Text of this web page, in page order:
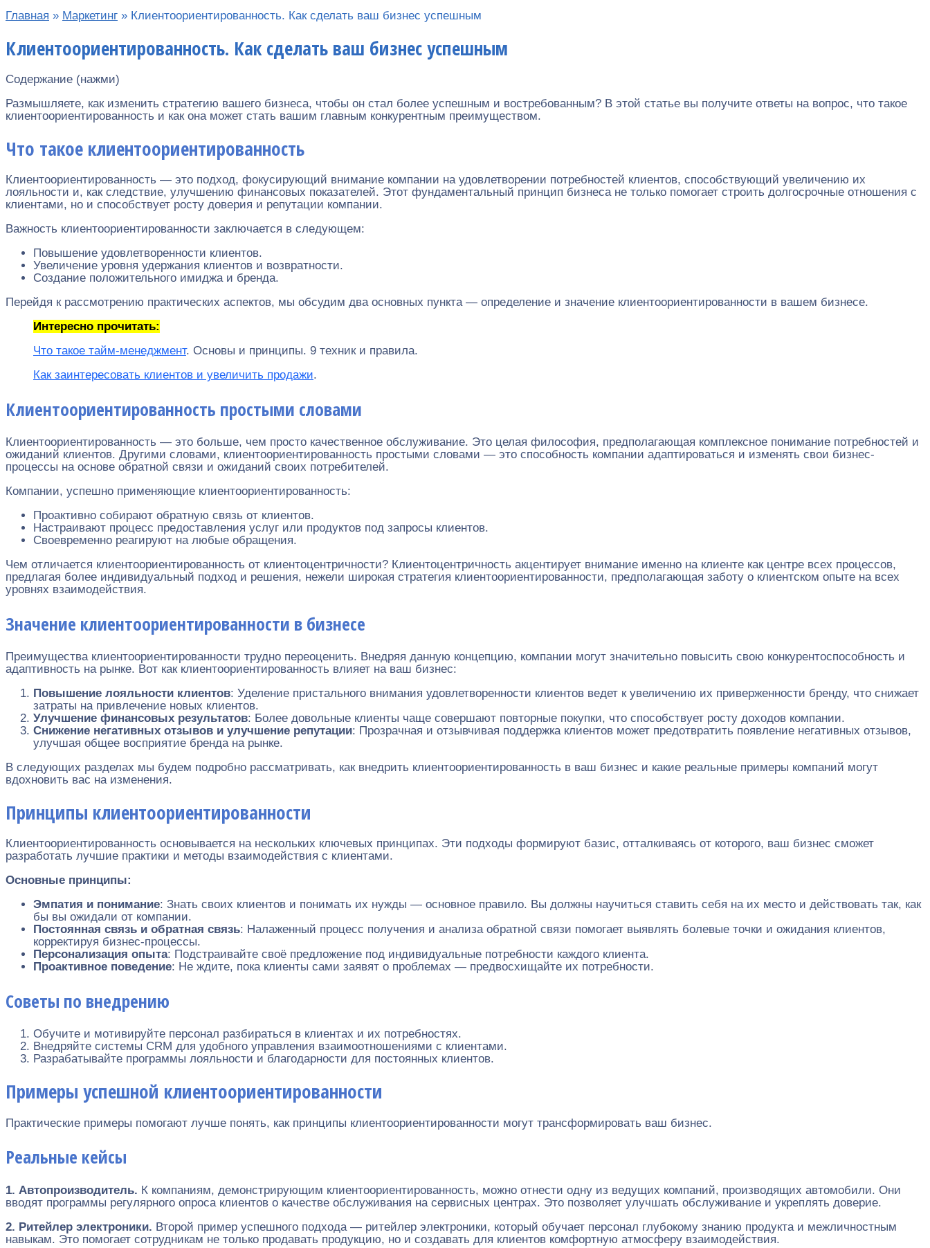
Главная » Маркетинг » Клиентоориентированность. Как сделать ваш бизнес успешным
Клиентоориентированность. Как сделать ваш бизнес успешным
Содержание (нажми)
Размышляете, как изменить стратегию вашего бизнеса, чтобы он стал более успешным и востребованным? В этой статье вы получите ответы на вопрос, что такое
клиентоориентированность и как она может стать вашим главным конкурентным преимуществом.
Что такое клиентоориентированность
Клиентоориентированность — это подход, фокусирующий внимание компании на удовлетворении потребностей клиентов, способствующий увеличению их
лояльности и, как следствие, улучшению финансовых показателей. Этот фундаментальный принцип бизнеса не только помогает строить долгосрочные отношения с
клиентами, но и способствует росту доверия и репутации компании.
Важность клиентоориентированности заключается в следующем:
Повышение удовлетворенности клиентов.
Увеличение уровня удержания клиентов и возвратности.
Создание положительного имиджа и бренда.
Перейдя к рассмотрению практических аспектов, мы обсудим два основных пункта — определение и значение клиентоориентированности в вашем бизнесе.
Интересно прочитать:
Что такое тайм-менеджмент. Основы и принципы. 9 техник и правила.
Как заинтересовать клиентов и увеличить продажи.
Клиентоориентированность простыми словами
Клиентоориентированность — это больше, чем просто качественное обслуживание. Это целая философия, предполагающая комплексное понимание потребностей и
ожиданий клиентов. Другими словами, клиентоориентированность простыми словами — это способность компании адаптироваться и изменять свои бизнес-
процессы на основе обратной связи и ожиданий своих потребителей.
Компании, успешно применяющие клиентоориентированность:
Проактивно собирают обратную связь от клиентов.
Настраивают процесс предоставления услуг или продуктов под запросы клиентов.
Своевременно реагируют на любые обращения.
Чем отличается клиентоориентированность от клиентоцентричности? Клиентоцентричность акцентирует внимание именно на клиенте как центре всех процессов,
предлагая более индивидуальный подход и решения, нежели широкая стратегия клиентоориентированности, предполагающая заботу о клиентском опыте на всех
уровнях взаимодействия.
Значение клиентоориентированности в бизнесе
Преимущества клиентоориентированности трудно переоценить. Внедряя данную концепцию, компании могут значительно повысить свою конкурентоспособность и
адаптивность на рынке. Вот как клиентоориентированность влияет на ваш бизнес:
Повышение лояльности клиентов: Уделение пристального внимания удовлетворенности клиентов ведет к увеличению их приверженности бренду, что снижает
затраты на привлечение новых клиентов.
Улучшение финансовых результатов: Более довольные клиенты чаще совершают повторные покупки, что способствует росту доходов компании.
Снижение негативных отзывов и улучшение репутации: Прозрачная и отзывчивая поддержка клиентов может предотвратить появление негативных отзывов,
улучшая общее восприятие бренда на рынке.
В следующих разделах мы будем подробно рассматривать, как внедрить клиентоориентированность в ваш бизнес и какие реальные примеры компаний могут
вдохновить вас на изменения.
Принципы клиентоориентированности
Клиентоориентированность основывается на нескольких ключевых принципах. Эти подходы формируют базис, отталкиваясь от которого, ваш бизнес сможет
разработать лучшие практики и методы взаимодействия с клиентами.
Основные принципы:
Эмпатия и понимание: Знать своих клиентов и понимать их нужды — основное правило. Вы должны научиться ставить себя на их место и действовать так, как
бы вы ожидали от компании.
Постоянная связь и обратная связь: Налаженный процесс получения и анализа обратной связи помогает выявлять болевые точки и ожидания клиентов,
корректируя бизнес-процессы.
Персонализация опыта: Подстраивайте своё предложение под индивидуальные потребности каждого клиента.
Проактивное поведение: Не ждите, пока клиенты сами заявят о проблемах — предвосхищайте их потребности.
Советы по внедрению
Обучите и мотивируйте персонал разбираться в клиентах и их потребностях.
Внедряйте системы CRM для удобного управления взаимоотношениями с клиентами.
Разрабатывайте программы лояльности и благодарности для постоянных клиентов.
Примеры успешной клиентоориентированности
Практические примеры помогают лучше понять, как принципы клиентоориентированности могут трансформировать ваш бизнес.
Реальные кейсы
1. Автопроизводитель. К компаниям, демонстрирующим клиентоориентированность, можно отнести одну из ведущих компаний, производящих автомобили. Они
вводят программы регулярного опроса клиентов о качестве обслуживания на сервисных центрах. Это позволяет улучшать обслуживание и укреплять доверие.
2. Ритейлер электроники. Второй пример успешного подхода — ритейлер электроники, который обучает персонал глубокому знанию продукта и межличностным
навыкам. Это помогает сотрудникам не только продавать продукцию, но и создавать для клиентов комфортную атмосферу взаимодействия.